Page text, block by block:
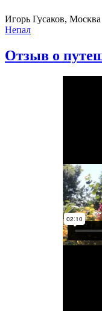
Игорь Гусаков, Москва
Непал
Отзыв о